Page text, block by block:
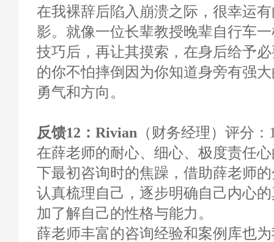
在我裸辞后陷入崩溃之际，很幸运
影。就像一位长辈教授晚辈自行车
技巧后，再让其摸索，在身后给予
的你不怕摔倒因为你知道身旁有强
勇气和方向。
反馈12：Rivian （财务经理）评分：
在薛老师的耐心、细心、极度责任
下最初咨询时的焦躁，借助薛老师
认真梳理自己，逐步明确自己内心
加了解自己的性格与能力。
薛老师丰富的咨询经验和案例库也